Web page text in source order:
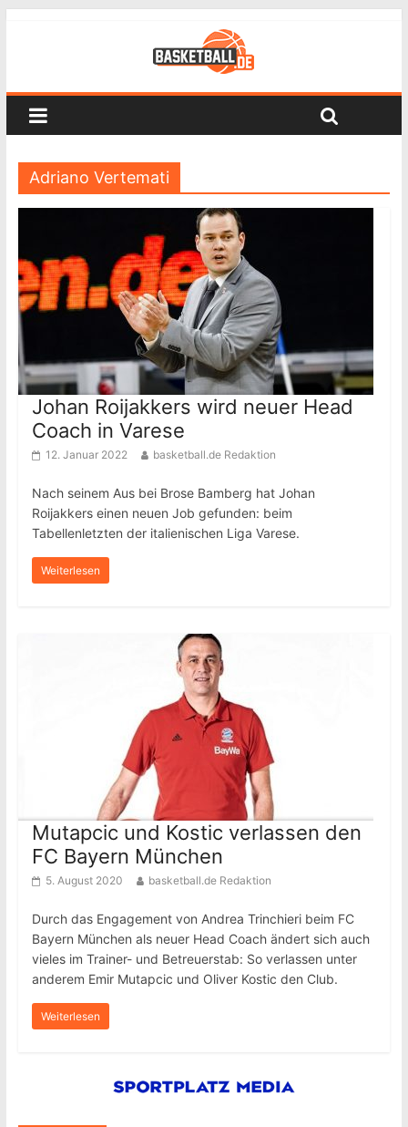
Adriano Vertemati
Johan Roijakkers wird neuer Head
Coach in Varese
12. Januar 2022 basketball.de Redaktion
Nach seinem Aus bei Brose Bamberg hat Johan
Roijakkers einen neuen Job gefunden: beim
Tabellenletzten der italienischen Liga Varese.
Weiterlesen
Mutapcic und Kostic verlassen den
FC Bayern München
5. August 2020 basketball.de Redaktion
Durch das Engagement von Andrea Trinchieri beim FC
Bayern München als neuer Head Coach ändert sich auch
vieles im Trainer- und Betreuerstab: So verlassen unter
anderem Emir Mutapcic und Oliver Kostic den Club.
Weiterlesen